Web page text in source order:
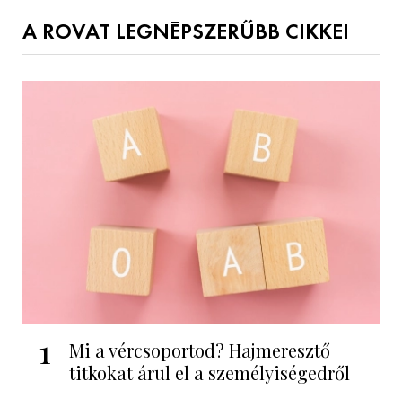
A ROVAT LEGNÉPSZERŰBB CIKKEI
1
Mi a vércsoportod? Hajmeresztő
titkokat árul el a személyiségedről